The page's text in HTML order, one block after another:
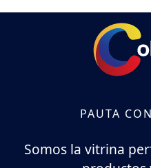
PAUTA
Somos la vitrina